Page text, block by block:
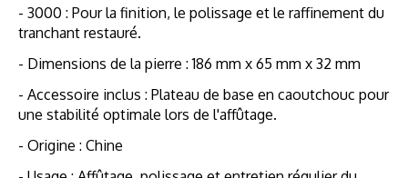
- 3000 : Pour la finition, le polissage et le raffinement du
tranchant restauré.
- Dimensions de la pierre : 186 mm x 65 mm x 32 mm
- Accessoire inclus : Plateau de base en caoutchouc pour
une stabilité optimale lors de l'affûtage.
- Origine : Chine